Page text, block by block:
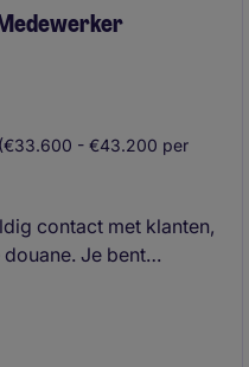
transport
- €43.200 per
contact met klanten,
Je bent
systeem, verzorgt de
voor een correcte